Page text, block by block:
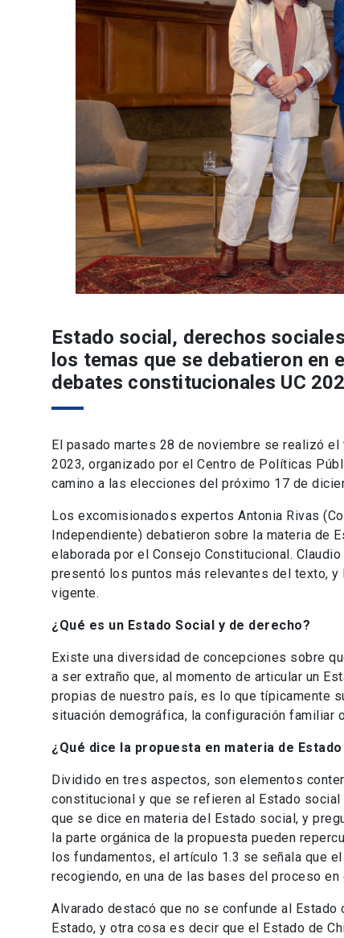
Estado social, derechos
los temas que se debatieron
debates constitucionales UC
El pasado martes 28 de noviembre se realizó
2023, organizado por el Centro de Políticas
camino a las elecciones del próximo 17 de
Los excomisionados expertos Antonia Rivas
Independiente) debatieron sobre la materia de
elaborada por el Consejo Constitucional.
presentó los puntos más relevantes del texto,
vigente.
¿Qué es un Estado Social y de derecho?
Existe una diversidad de concepciones sobre
a ser extraño que, al momento de articular un
propias de nuestro país, es lo que típicamente
situación demográfica, la configuración familiar
¿Qué dice la propuesta en materia de
Dividido en tres aspectos, son elementos
constitucional y que se refieren al Estado
que se dice en materia del Estado social, y
la parte orgánica de la propuesta pueden
los fundamentos, el artículo 1.3 se señala que
recogiendo, en una de las bases del proceso en
Alvarado destacó que no se confunde al
Estado, y otra cosa es decir que el Estado de